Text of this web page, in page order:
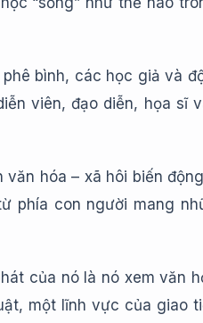
bình, các học giả và
viên, đạo diễn, họa sĩ
hóa – xã hôi biến
phía con người mang
của nó là nó xem văn
một lĩnh vực của giao